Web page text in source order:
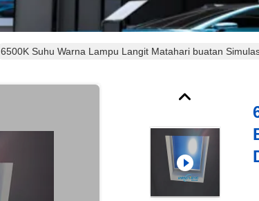
6500K Suhu Warna Lampu Langit Matahari buatan